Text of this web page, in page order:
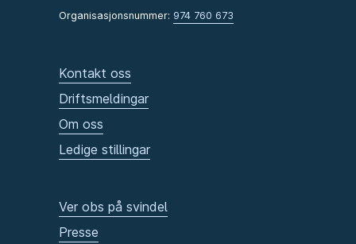
Organisasjonsnummer: 974 760 673
Kontakt oss
Driftsmeldingar
Om oss
Ledige stillingar
Ver obs på svindel
Presse